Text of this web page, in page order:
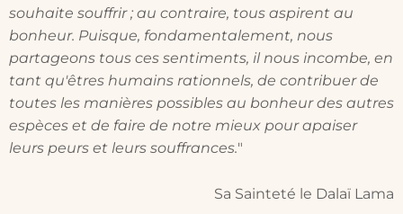
souhaite souffrir ; au contraire, tous aspirent au
bonheur. Puisque, fondamentalement, nous
partageons tous ces sentiments, il nous incombe, en
tant qu'êtres humains rationnels, de contribuer de
toutes les manières possibles au bonheur des autres
espèces et de faire de notre mieux pour apaiser
leurs peurs et leurs souffrances."
Sa Sainteté le Dalaï Lama